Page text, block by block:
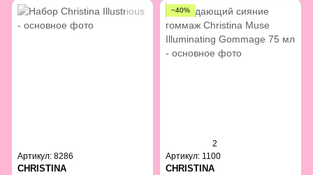
Артикул: 8286
CHRISTINA
−40%
2
Артикул: 1100
CHRISTINA